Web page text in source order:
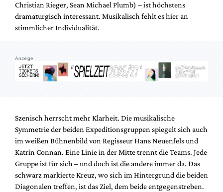
Christian Rieger, Sean Michael Plumb) – ist höchstens
dramaturgisch interessant. Musikalisch fehlt es hier an
stimmlicher Individualität.
Anzeige
Szenisch herrscht mehr Klarheit. Die musikalische
Symmetrie der beiden Expeditionsgruppen spiegelt sich auch
im weißen Bühnenbild von Regisseur Hans Neuenfels und
Katrin Connan. Eine Linie in der Mitte trennt die Teams. Jede
Gruppe ist für sich – und doch ist die andere immer da. Das
schwarz markierte Kreuz, wo sich im Hintergrund die beiden
Diagonalen treffen, ist das Ziel, dem beide entgegenstreben.